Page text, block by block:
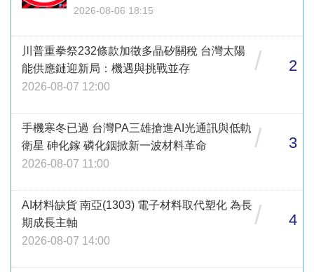
2026-08-06 18:15
川普重拳祭232條款加徵多晶矽關稅 台灣太陽
能供應鏈迎新局：機遇與挑戰並存
2026-08-07 12:00
/ 2
手機寒冬已過 台灣PA三雄搶進AI光通訊與低軌
衛星 砷化鎵 磷化銦掀新一波材料革命
2026-08-07 11:00
/ 3
AI材料缺貨 南亞(1303) 電子材料取代塑化 為長
期成長主軸
2026-08-07 14:00
/ 4